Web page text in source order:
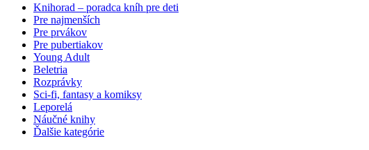
Knihorad – poradca kníh pre deti
Pre najmenších
Pre prvákov
Pre pubertiakov
Young Adult
Beletria
Rozprávky
Sci-fi, fantasy a komiksy
Leporelá
Náučné knihy
Ďalšie kategórie